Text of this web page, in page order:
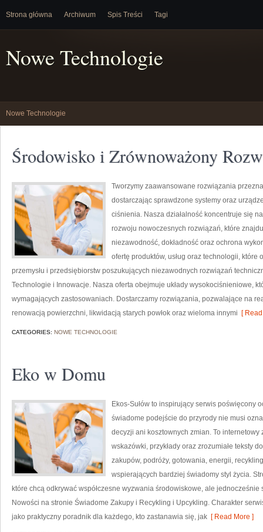
Strona główna Archiwum Spis Treści Tagi
Nowe Technologie
Nowe Technologie
Środowisko i Zrównoważony
Tworzymy zaawansowane rozwiązania
dostarczając sprawdzone systemy oraz
ciśnienia. Nasza działalność koncentruje się
rozwoju nowoczesnych rozwiązań, które
niezawodność, dokładność oraz ochrona
ofertę produktów, usług oraz technologii,
przemysłu i przedsiębiorstw poszukujących niezawodnych rozwiązań
Technologie i Innowacje. Nasza oferta obejmuje układy wysokociśnieniowe,
wymagających zastosowaniach. Dostarczamy rozwiązania, pozwalające na
renowacją powierzchni, likwidacją starych powłok oraz wieloma innymi [
CATEGORIES: NOWE TECHNOLOGIE
Eko w Domu
Ekos-Sułów to inspirujący serwis poświęcony
świadome podejście do przyrody nie musi
decyzji ani kosztownych zmian. To
wskazówki, przykłady oraz zrozumiałe teksty
zakupów, podróży, gotowania, energii,
wspierających bardziej świadomy styl życia.
które chcą odkrywać współczesne wyzwania środowiskowe, ale
Nowości na stronie Świadome Zakupy i Recykling i Upcykling. Charakter
jako praktyczny poradnik dla każdego, kto zastanawia się, jak [ Read More ]